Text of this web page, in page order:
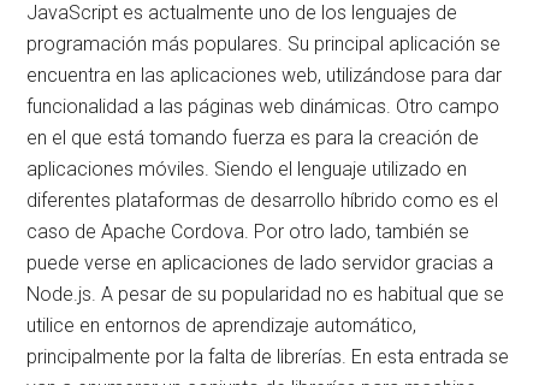
JavaScript es actualmente uno de los lenguajes de
programación más populares. Su principal aplicación se
encuentra en las aplicaciones web, utilizándose para dar
funcionalidad a las páginas web dinámicas. Otro campo
en el que está tomando fuerza es para la creación de
aplicaciones móviles. Siendo el lenguaje utilizado en
diferentes plataformas de desarrollo híbrido como es el
caso de Apache Cordova. Por otro lado, también se
puede verse en aplicaciones de lado servidor gracias a
Node.js. A pesar de su popularidad no es habitual que se
utilice en entornos de aprendizaje automático,
principalmente por la falta de librerías. En esta entrada se